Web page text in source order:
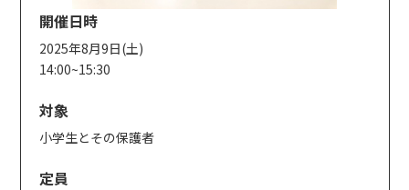
開催日時
2025年8月9日(土)
14:00~15:30
対象
小学生とその保護者
定員